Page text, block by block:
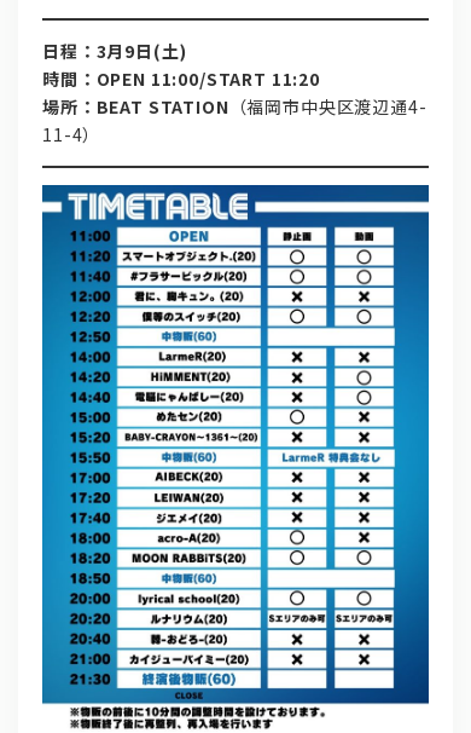
日程：3月9日(土)
時間：OPEN 11:00/START 11:20
場所：BEAT STATION （福岡市中央区渡辺通4-
11-4）